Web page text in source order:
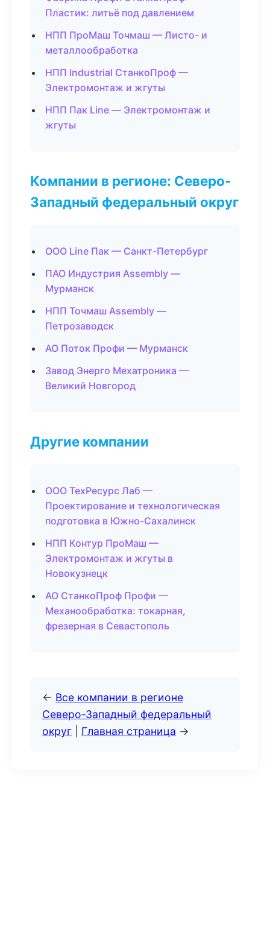
Пластик: литьё под давлением
НПП ПроМаш Точмаш — Листо- и
металлообработка
НПП Industrial СтанкоПроф —
Электромонтаж и жгуты
НПП Пак Line — Электромонтаж и
жгуты
Компании в регионе: Северо-
Западный федеральный округ
ООО Line Пак — Санкт-Петербург
ПАО Индустрия Assembly —
Мурманск
НПП Точмаш Assembly —
Петрозаводск
АО Поток Профи — Мурманск
Завод Энерго Мехатроника —
Великий Новгород
Другие компании
ООО ТехРесурс Лаб —
Проектирование и технологическая
подготовка в Южно-Сахалинск
НПП Контур ПроМаш —
Электромонтаж и жгуты в
Новокузнецк
АО СтанкоПроф Профи —
Механообработка: токарная,
фрезерная в Севастополь
← Все компании в регионе
Северо-Западный федеральный
округ
Главная страница →